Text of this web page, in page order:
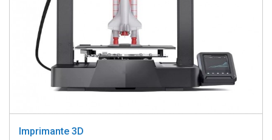
Imprimante 3D